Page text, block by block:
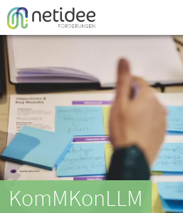
Enter your username or email address
Passwort
KomMKonLLM